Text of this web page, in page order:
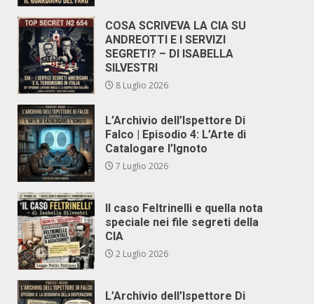
COSA SCRIVEVA LA CIA SU
ANDREOTTI E I SERVIZI
SEGRETI? – DI ISABELLA
SILVESTRI
8 Luglio 2026
L’Archivio dell’Ispettore Di
Falco | Episodio 4: L’Arte di
Catalogare l’Ignoto
7 Luglio 2026
Il caso Feltrinelli e quella nota
speciale nei file segreti della
CIA
2 Luglio 2026
L’Archivio dell’Ispettore Di